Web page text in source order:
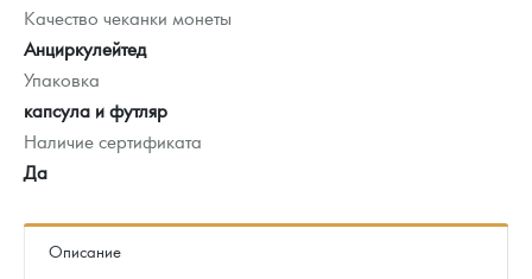
Качество чеканки монеты
Анциркулейтед
Упаковка
капсула и футляр
Наличие сертификата
Да
Описание